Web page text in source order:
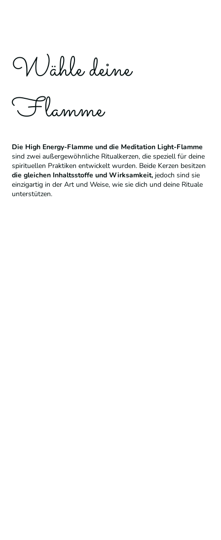
Wähle deine
Flamme
Die High Energy-Flamme und die Meditation Light-Flamme
sind zwei außergewöhnliche Ritualkerzen, die speziell für deine
spirituellen Praktiken entwickelt wurden. Beide Kerzen besitzen
die gleichen Inhaltsstoffe und Wirksamkeit, jedoch sind sie
einzigartig in der Art und Weise, wie sie dich und deine Rituale
unterstützen.